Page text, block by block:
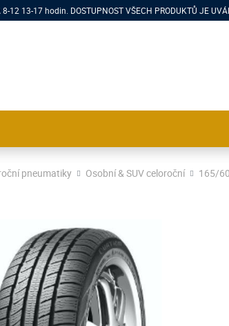
12 13-17 hodin. DOSTUPNOST VŠECH PRODUKTŮ JE
pneumatiky Osobní & SUV celoroční 165/